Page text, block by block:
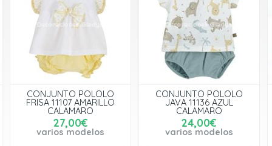
CONJUNTO POLOLO
FRISA 11107 AMARILLO
CALAMARO
27,00€
varios modelos
CONJUNTO POLOLO
JAVA 11136 AZUL
CALAMARO
24,00€
varios modelos